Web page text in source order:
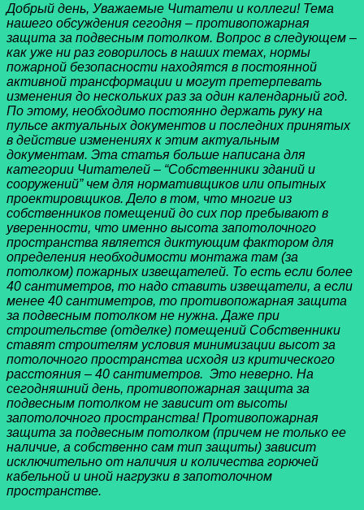
Добрый день, Уважаемые Читатели и коллеги! Тема
нашего обсуждения сегодня – противопожарная
защита за подвесным потолком. Вопрос в следующем –
как уже ни раз говорилось в наших темах, нормы
пожарной безопасности находятся в постоянной
активной трансформации и могут претерпевать
изменения до нескольких раз за один календарный год.
По этому, необходимо постоянно держать руку на
пульсе актуальных документов и последних принятых
в действие изменениях к этим актуальным
документам. Эта статья больше написана для
категории Читателей – “Собственники зданий и
сооружений” чем для нормативщиков или опытных
проектировщиков. Дело в том, что многие из
собственников помещений до сих пор пребывают в
уверенности, что именно высота запотолочного
пространства является диктующим фактором для
определения необходимости монтажа там (за
потолком) пожарных извещателей. То есть если более
40 сантиметров, то надо ставить извещатели, а если
менее 40 сантиметров, то противопожарная защита
за подвесным потолком не нужна. Даже при
строительстве (отделке) помещений Собственники
ставят строителям условия минимизации высот за
потолочного пространства исходя из критического
расстояния – 40 сантиметров. Это неверно. На
сегодняшний день, противопожарная защита за
подвесным потолком не зависит от высоты
запотолочного пространства! Противопожарная
защита за подвесным потолком (причем не только ее
наличие, а собственно сам тип защиты) зависит
исключительно от наличия и количества горючей
кабельной и иной нагрузки в запотолочном
пространстве.